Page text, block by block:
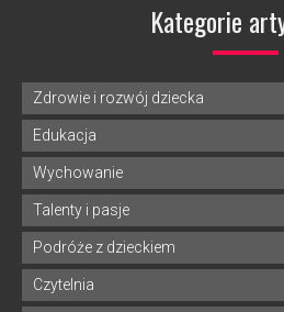
Kategorie
Zdrowie i rozwój dziecka
Edukacja
Wychowanie
Talenty i pasje
Podróże z dzieckiem
Czytelnia